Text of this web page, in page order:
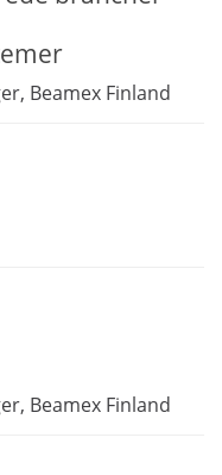
Beamex Finland
Beamex Finland